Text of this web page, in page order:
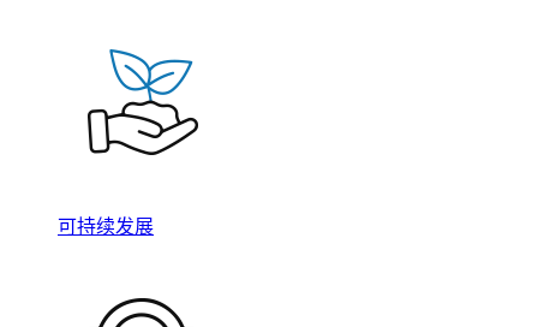
可持续发展